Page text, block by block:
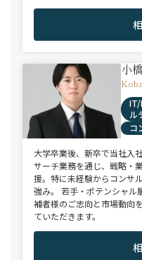
小
IT/
ル
コ
大学卒業後、新卒で当社入
サーチ業務を通じ、戦略・
援。特に未経験からコンサ
強み。 若手・ポテンシャル
補者様のご志向と市場動向
ていただきます。